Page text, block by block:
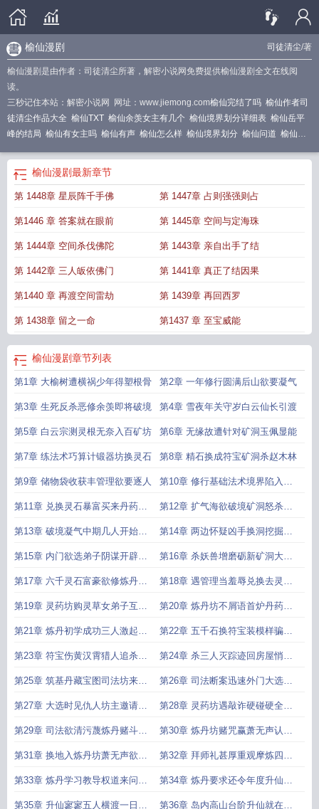
司徒清尘/著
榆仙漫剧
榆仙漫剧是由作者：司徒清尘所著，解密小说网免费提供榆仙漫剧全文在线阅
读。
三秒记住本站：解密小说网 网址：www.jiemong.com榆仙完结了吗 榆仙作者司
徒清尘作品大全 榆仙TXT 榆仙余羡女主有几个 榆仙境界划分详细表 榆仙岳平
峰的结局 榆仙有女主吗 榆仙有声 榆仙怎么样 榆仙境界划分 榆仙问道 榆仙全
仙免费听
榆仙中的师父什么时候找到的
仙动漫动画免费观看
更新内容榆仙司徒清尘榆仙免费阅读 榆仙女主是谁榆仙漫剧榆仙人物介绍大
全文阅读
榆仙余羡榆仙步米结局 榆仙无弹窗免费阅读榆仙全文阅读无弹窗
仙全部章节在线阅读榆仙全文免费阅读最新章节榆仙全本免费阅读
么榆仙余羡最新章节榆仙听书全集免费听榆仙在线阅读笔趣阁榆仙余羡师父
最后怎么样了榆仙简介榆仙余羡道侣是谁榆仙余羡最新章节更新内容
在线阅读榆仙最新章节更新 榆仙榆仙免费阅读 榆仙TXT电子书
笔趣阁榆仙司徒清尘正版榆仙最新章节榆仙女主榆仙全本TXT电子书榆仙
TXT全集免费 榆仙笔趣阁最新章节列表
正版榆仙踏九天
榆仙漫剧最新章节
第 1448章 星辰阵千手佛 第 1447章 占则强强则占
第1446 章 答案就在眼前 第 1445章 空间与定海珠
第 1444章 空间杀伐佛陀 第 1443章 亲自出手了结
第 1442章 三人皈依佛门 第 1441章 真正了结因果
第1440 章 再渡空间雷劫 第 1439章 再回西罗
第 1438章 留之一命 第1437 章 至宝威能
榆仙漫剧章节列表
第1章 大榆树遭横祸少年得塑根骨 第2章 一年修行圆满后山欲要凝气
第3章 生死反杀恶修余羡即将破境 第4章 雪夜年关守岁白云仙长引渡
第5章 白云宗测灵根无奈入百矿坊 第6章 无缘故遭针对矿洞玉佩显能
第7章 练法术巧算计锻器坊换灵石 第8章 精石换成符宝矿洞杀赵木林
第9章 储物袋收获丰管理欲要逐人 第10章 修行基础法术境界陷入瓶
颈
第11章 兑换灵石暴富买来丹药修
行
第12章 扩气海欲破境矿洞怒杀老
三
第13章 破境凝气中期几人开始怀
疑
第14章 两边怀疑凶手换洞挖掘暴
富
第15章 内门欲选弟子阴谋开辟矿
山
第16章 杀妖兽增磨砺新矿洞大暴
富
第17章 六千灵石富豪欲修炼丹之
法
第18章 遇管理当羞辱兑换去灵药
坊
第19章 灵药坊购灵草女弟子互撕
皮
第20章 炼丹坊不屑语首炉丹药失
败
第21章 炼丹初学成功三人激起杀
心
第22章 五千石换符宝装模样骗人
来
第23章 符宝伤黄汉霄猎人追杀猎
物
第24章 杀三人灭踪迹回房屋悄声
息
第25章 筑基丹藏宝图司法坊来查
案
第26章 司法断案迅速外门大选到
来
第27章 大选时见仇人坊主邀请加
入
第28章 灵药坊遇敲诈硬碰硬全放
倒
第29章 司法欲清污蔑炼丹赌斗性
命
第30章 炼丹坊赌咒赢萧无声认弟
子
第31章 换地入炼丹坊萧无声欲收
徒
第32章 拜师礼甚厚重观摩炼四阶
丹
第33章 炼丹学习教导权道来问升
仙
第34章 炼丹要求还令年度升仙大
礼
第35章 升仙寥寥五人横渡一日进 第36章 岛内高山台阶升仙就在脚